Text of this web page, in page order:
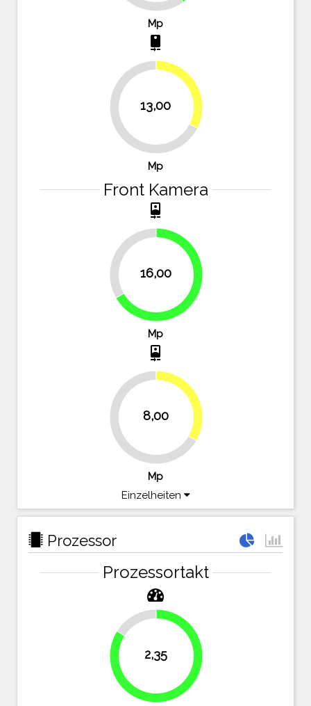
Mp
camera_rear
13,00
67.5%
32.5%
Mp
Front Kamera
camera_front
16,00
33.3%
66.7%
Mp
camera_front
8,00
66.7%
33.3%
Mp
Einzelheiten
Prozessor
Prozessortakt
2,35
16.1%
83.9%